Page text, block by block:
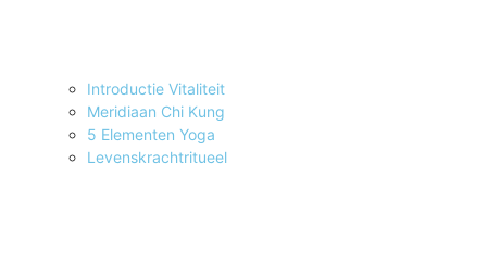
Introductie Vitaliteit
Meridiaan Chi Kung
5 Elementen Yoga
Levenskrachtritueel